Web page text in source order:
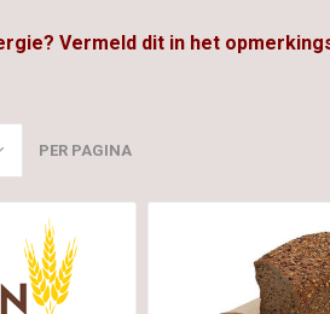
Vermeld dit in het
PER PAGINA